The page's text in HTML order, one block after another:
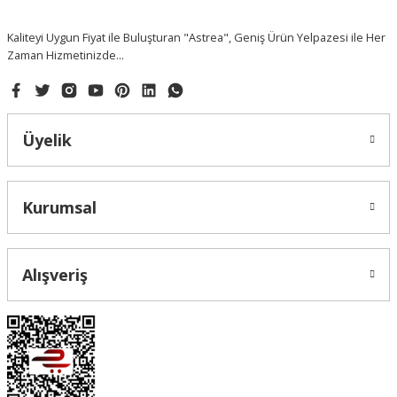
Kaliteyi Uygun Fiyat ile Buluşturan "Astrea", Geniş Ürün Yelpazesi ile Her
Zaman Hizmetinizde...
Üyelik
Kurumsal
Alışveriş